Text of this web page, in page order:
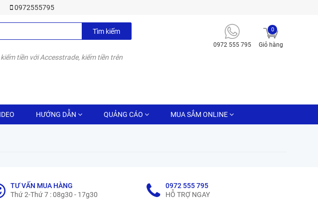
0972555795
Tìm kiếm
tiền với Accesstrade, kiếm tiền trên
0972 555 795 Giỏ hàng
0
HƯỚNG DẪN QUẢNG CÁO MUA SẮM ONLINE
TƯ VẤN MUA HÀNG
Thứ 2-Thứ 7 : 08g30 - 17g30
0972 555 795
HỖ TRỢ NGAY